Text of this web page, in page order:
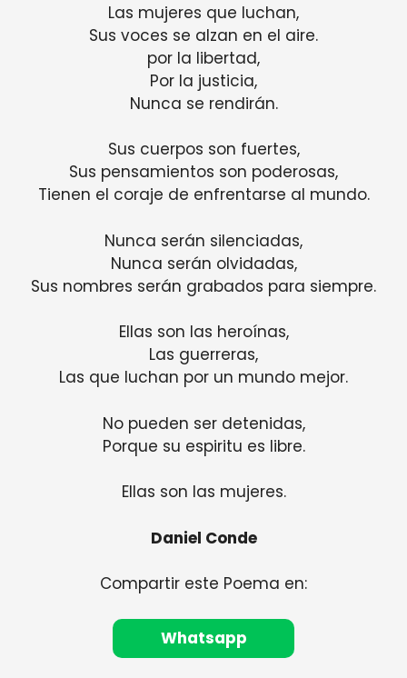
Las mujeres que luchan,
Sus voces se alzan en el aire.
por la libertad,
Por la justicia,
Nunca se rendirán.
Sus cuerpos son fuertes,
Sus pensamientos son poderosas,
Tienen el coraje de enfrentarse al mundo.
Nunca serán silenciadas,
Nunca serán olvidadas,
Sus nombres serán grabados para siempre.
Ellas son las heroínas,
Las guerreras,
Las que luchan por un mundo mejor.
No pueden ser detenidas,
Porque su espiritu es libre.
Ellas son las mujeres.
Daniel Conde
Compartir este Poema en:
Whatsapp